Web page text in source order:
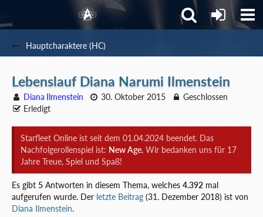
Hauptcharaktere (HC)
Lebenslauf Diana Narumi Ilmenstein
Diana Ilmenstein 30. Oktober 2015
Geschlossen
Erledigt
Starfleet Online ist seit dem 01.04.2024 beendet. Das
Nachfolgerollenspiel ist: New Age. Wir bedanken uns für 17
Jahre Treue, Spiel und Spaß!
Es gibt 5 Antworten in diesem Thema, welches 4.392 mal
aufgerufen wurde. Der letzte Beitrag (31. Dezember 2018) ist von
Diana Ilmenstein.